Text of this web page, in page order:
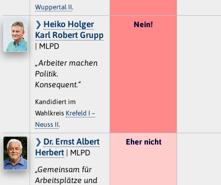
Wuppertal II.
Heiko Holger
Karl Robert Grupp
| MLPD
„Arbeiter machen
Politik.
Konsequent.“
Kandidiert im
Wahlkreis Krefeld I –
Neuss II.
Nein!
Dr. Ernst Albert
Herbert| MLPD
„Gemeinsam für
Arbeitsplätze und
Eher nicht